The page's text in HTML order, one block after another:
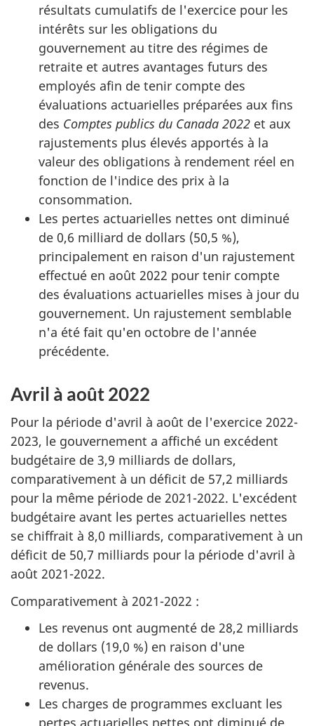
résultats cumulatifs de l'exercice pour les
intérêts sur les obligations du
gouvernement au titre des régimes de
retraite et autres avantages futurs des
employés afin de tenir compte des
évaluations actuarielles préparées aux fins
des Comptes publics du Canada 2022 et aux
rajustements plus élevés apportés à la
valeur des obligations à rendement réel en
fonction de l'indice des prix à la
consommation.
Les pertes actuarielles nettes ont diminué
de 0,6 milliard de dollars (50,5 %),
principalement en raison d'un rajustement
effectué en août 2022 pour tenir compte
des évaluations actuarielles mises à jour du
gouvernement. Un rajustement semblable
n'a été fait qu'en octobre de l'année
précédente.
Avril à août 2022
Pour la période d'avril à août de l'exercice 2022-
2023, le gouvernement a affiché un excédent
budgétaire de 3,9 milliards de dollars,
comparativement à un déficit de 57,2 milliards
pour la même période de 2021-2022. L'excédent
budgétaire avant les pertes actuarielles nettes
se chiffrait à 8,0 milliards, comparativement à un
déficit de 50,7 milliards pour la période d'avril à
août 2021-2022.
Comparativement à 2021-2022 :
Les revenus ont augmenté de 28,2 milliards
de dollars (19,0 %) en raison d'une
amélioration générale des sources de
revenus.
Les charges de programmes excluant les